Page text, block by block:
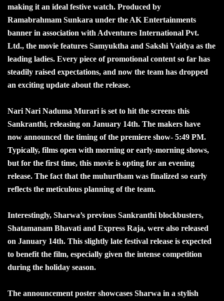
making it an ideal festive watch. Produced by
Ramabrahmam Sunkara under the AK Entertainments
banner in association with Adventures International Pvt.
Ltd., the movie features Samyuktha and Sakshi Vaidya as the
leading ladies. Every piece of promotional content so far has
steadily raised expectations, and now the team has dropped
an exciting update about the release.
Nari Nari Naduma Murari is set to hit the screens this
Sankranthi, releasing on January 14th. The makers have
now announced the timing of the premiere show- 5:49 PM.
Typically, films open with morning or early-morning shows,
but for the first time, this movie is opting for an evening
release. The fact that the muhurtham was finalized so early
reflects the meticulous planning of the team.
Interestingly, Sharwa’s previous Sankranthi blockbusters,
Shatamanam Bhavati and Express Raja, were also released
on January 14th. This slightly late festival release is expected
to benefit the film, especially given the intense competition
during the holiday season.
The announcement poster showcases Sharwa in a stylish